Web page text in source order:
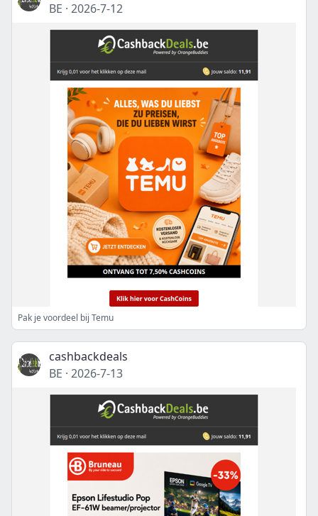
BE · 2026-7-12
Pak je voordeel bij Temu
cashbackdeals
BE · 2026-7-13